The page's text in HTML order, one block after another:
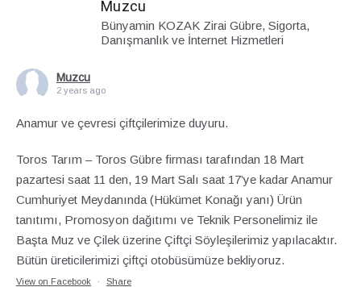
Muzcu
Bünyamin KOZAK Zirai Gübre, Sigorta,
Danışmanlık ve İnternet Hizmetleri
Muzcu
2 years ago
Anamur ve çevresi çiftçilerimize duyuru.
Toros Tarım – Toros Gübre firması tarafından 18 Mart
pazartesi saat 11 den, 19 Mart Salı saat 17’ye kadar Anamur
Cumhuriyet Meydanında (Hükümet Konağı yanı) Ürün
tanıtımı, Promosyon dağıtımı ve Teknik Personelimiz ile
Başta Muz ve Çilek üzerine Çiftçi Söyleşilerimiz yapılacaktır.
Bütün üreticilerimizi çiftçi otobüsümüze bekliyoruz.
View on Facebook · Share